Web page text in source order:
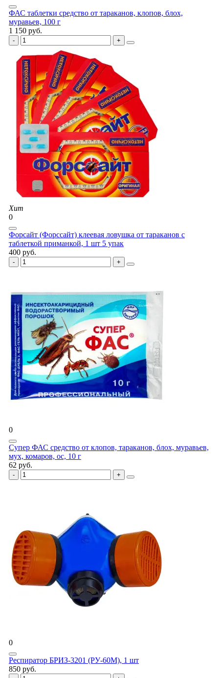
ФАС таблетки средство от тараканов, клопов, блох,
муравьев, 100 г
1 150 руб.
Хит
0
Форсайт (Форссайт) клеевая ловушка от тараканов с
таблеткой приманкой, 1 шт 5 упак
400 руб.
0
Супер ФАС средство от клопов, тараканов, блох, муравьев,
мух, комаров, ос, 10 г
62 руб.
0
Респиратор БРИЗ-3201 (РУ-60М), 1 шт
850 руб.